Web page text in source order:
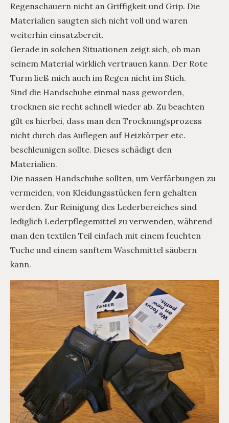
Regenschauern nicht an Griffigkeit und Grip. Die
Materialien saugten sich nicht voll und waren
weiterhin einsatzbereit.
Gerade in solchen Situationen zeigt sich, ob man
seinem Material wirklich vertrauen kann. Der Rote
Turm ließ mich auch im Regen nicht im Stich.
Sind die Handschuhe einmal nass geworden,
trocknen sie recht schnell wieder ab. Zu beachten
gilt es hierbei, dass man den Trocknungsprozess
nicht durch das Auflegen auf Heizkörper etc.
beschleunigen sollte. Dieses schädigt den
Materialien.
Die nassen Handschuhe sollten, um Verfärbungen zu
vermeiden, von Kleidungsstücken fern gehalten
werden. Zur Reinigung des Lederbereiches sind
lediglich Lederpflegemittel zu verwenden, während
man den textilen Teil einfach mit einem feuchten
Tuche und einem sanftem Waschmittel säubern
kann.